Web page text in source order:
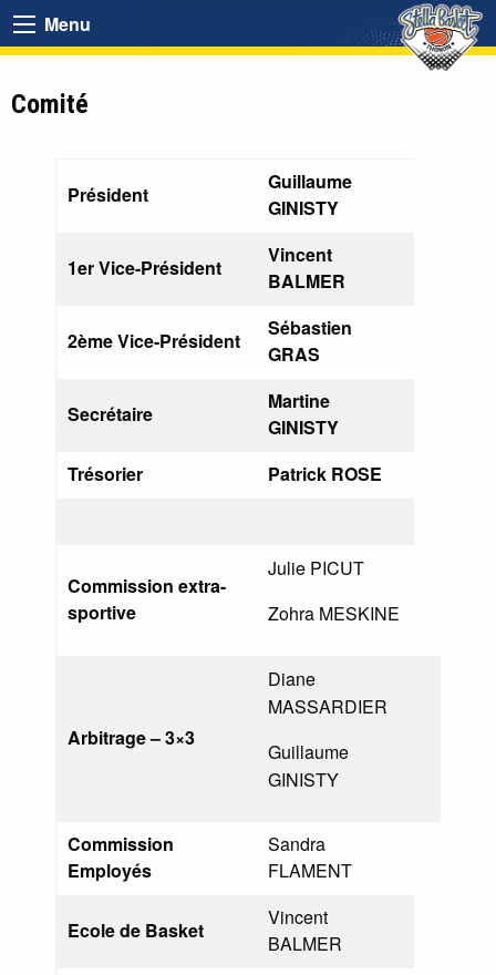
Menu
Comité
Président
Guillaume
GINISTY
1er Vice-Président
Vincent
BALMER
2ème Vice-Président
Sébastien
GRAS
Secrétaire
Martine
GINISTY
Trésorier
Patrick ROSE
Commission extra-
sportive
Julie PICUT
Zohra MESKINE
Arbitrage – 3×3
Diane
MASSARDIER
Guillaume
GINISTY
Commission
Employés
Sandra
FLAMENT
Ecole de Basket
Vincent
BALMER